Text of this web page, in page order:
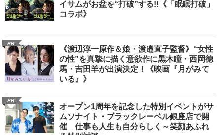
イサムがお盆を“打破”する!!《「眠眠打破」
コラボ》
PR
《渡辺淳一原作＆娘・渡邉直子監督》“女性
の性”を真摯に描く意欲作に黒木瞳・西岡德
馬・吉田羊が出演決定！《映画『月がみて
いる』》
PR
オープン1周年を記念した特別イベントがサ
ムソナイト・ブラックレーベル銀座店で開
催 仕事も人生も自分らしく～笑顔あふれ